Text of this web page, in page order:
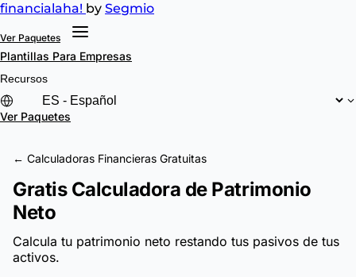
financialaha! by Segmio
Ver Paquetes
Plantillas Para Empresas
Recursos
Ver Paquetes
← Calculadoras Financieras Gratuitas
Gratis Calculadora de Patrimonio
Neto
Calcula tu patrimonio neto restando tus pasivos de tus
activos.